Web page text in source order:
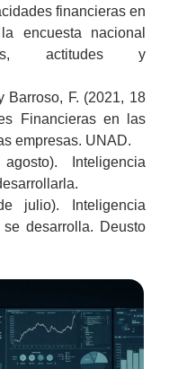
financieras en
encuesta nacional
actitudes y
Barroso, F. (2021, 18
Financieras en las
empresas. UNAD.
Inteligencia
.
julio).
Inteligencia
desarrolla. Deusto